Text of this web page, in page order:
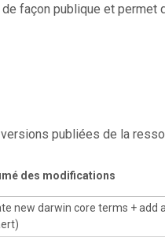
façon publique et
publiées de la
des modifications
new darwin core terms + add